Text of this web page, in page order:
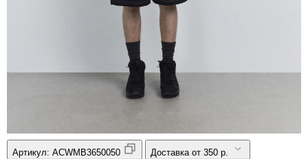
Артикул: ACWMB3650050 Доставка от 350 р.